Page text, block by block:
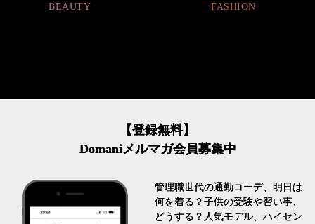
BEAUTY FASHION
【登録無料】
Domaniメルマガ会員募集中
管理職世代の通勤コーデ、明日は
何を着る？子供の受験や習い事、
どうする？人気モデル、ハイセン